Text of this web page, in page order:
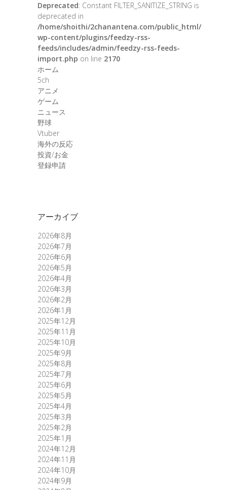
Deprecated: Constant FILTER_SANITIZE_STRING is
deprecated in
/home/shoithi/2chanantena.com/public_html/
wp-content/plugins/feedzy-rss-
feeds/includes/admin/feedzy-rss-feeds-
import.php on line 2170
ホーム
5ch
アニメ
ゲーム
ニュース
野球
Vtuber
海外の反応
投資/お金
登録申請
アーカイブ
2026年8月
2026年7月
2026年6月
2026年5月
2026年4月
2026年3月
2026年2月
2026年1月
2025年12月
2025年11月
2025年10月
2025年9月
2025年8月
2025年7月
2025年6月
2025年5月
2025年4月
2025年3月
2025年2月
2025年1月
2024年12月
2024年11月
2024年10月
2024年9月